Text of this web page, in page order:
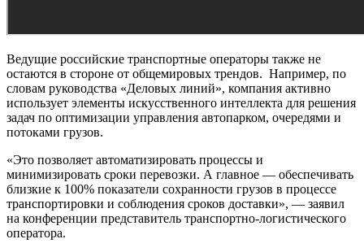
Ведущие российские транспортные операторы также не
остаются в стороне от общемировых трендов. Например, по
словам руководства «Деловых линий», компания активно
использует элементы искусственного интеллекта для решения
задач по оптимизации управления автопарком, очередями и
потоками грузов.
«Это позволяет автоматизировать процессы и
минимизировать сроки перевозки. А главное — обеспечивать
близкие к 100% показатели сохранности грузов в процессе
транспортировки и соблюдения сроков доставки», — заявил
на конференции представитель транспортно-логистического
оператора.